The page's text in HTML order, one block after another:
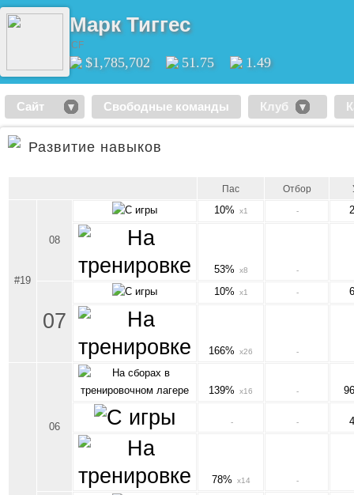
Марк Тиггес
CF
$1,785,702 51.75 1.49
Сайт Свободные команды Клуб
Развитие навыков
Пас Отбор
#19
08
10% x1 -
53% x8 -
07
10% x1 -
166% x26 -
06
139% x16 -
- -
78% x14 -